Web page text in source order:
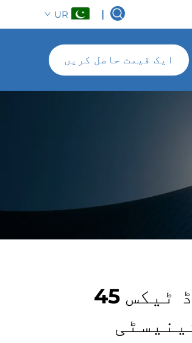
|
UR
ایک قیمت حاصل کریں
بونڈیڈ پالی اسٹر تھریڈ ٹیکس 45
ہائی ٹینیسٹی